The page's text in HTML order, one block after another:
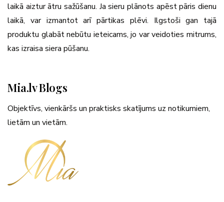
laikā aiztur ātru sažūšanu. Ja sieru plānots apēst pāris dienu
laikā, var izmantot arī pārtikas plēvi. Ilgstoši gan tajā
produktu glabāt nebūtu ieteicams, jo var veidoties mitrums,
kas izraisa siera pūšanu.
Mia.lv Blogs
Objektīvs, vienkāršs un praktisks skatījums uz notikumiem,
lietām un vietām.